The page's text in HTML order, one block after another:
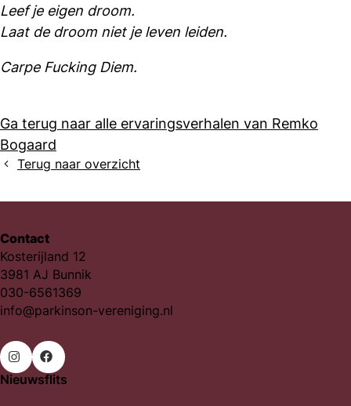
Leef je eigen droom.
Laat de droom niet je leven leiden.
Carpe Fucking Diem.
Ga terug naar alle ervaringsverhalen van Remko
Bogaard
Terug naar overzicht
Contact
Kosterijland 12
3981 AJ Bunnik
030-6561369
info@parkinson-vereniging.nl
Ga
Ga
Nieuwsflits